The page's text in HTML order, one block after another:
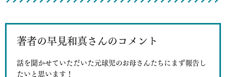
著者の早見和真さんのコメント
話を聞かせていただいた元球児のお母さんたちにまず報告し
たいと思います！